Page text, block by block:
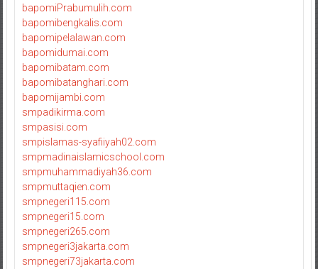
bapomiPrabumulih.com
bapomibengkalis.com
bapomipelalawan.com
bapomidumai.com
bapomibatam.com
bapomibatanghari.com
bapomijambi.com
smpadikirma.com
smpasisi.com
smpislamas-syafiiyah02.com
smpmadinaislamicschool.com
smpmuhammadiyah36.com
smpmuttaqien.com
smpnegeri115.com
smpnegeri15.com
smpnegeri265.com
smpnegeri3jakarta.com
smpnegeri73jakarta.com